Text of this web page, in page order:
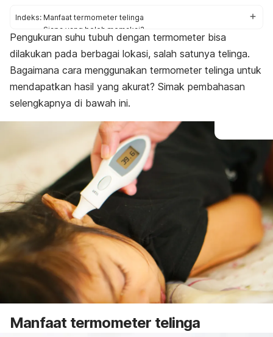
Indeks: Manfaat termometer telinga
Siapa yang boleh memakai?
Cara menggunakan
Pengukuran suhu tubuh dengan termometer bisa
dilakukan pada berbagai lokasi, salah satunya telinga.
Bagaimana cara menggunakan termometer telinga untuk
mendapatkan hasil yang akurat? Simak pembahasan
selengkapnya di bawah ini.
Manfaat termometer telinga